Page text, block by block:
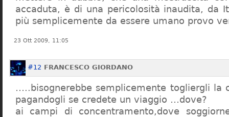
accaduta, è di una pericolosità inaudita, da
più semplicemente da essere umano provo
23 Ott 2009, 11:05
#12 FRANCESCO GIORDANO
…..bisognerebbe semplicemente togliergli la
pagandogli se credete un viaggio …dove?
ai campi di concentramento,dove